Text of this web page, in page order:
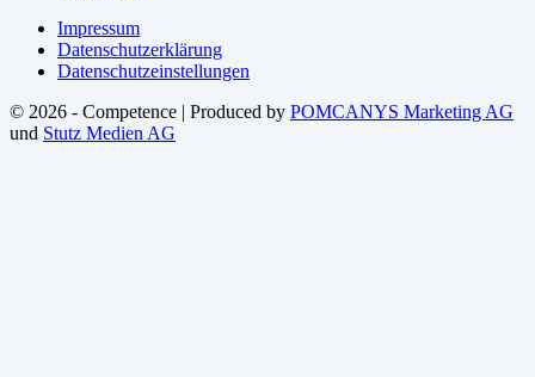
Impressum
Datenschutzerklärung
Datenschutzeinstellungen
© 2026 - Competence | Produced by POMCANYS Marketing AG
und Stutz Medien AG